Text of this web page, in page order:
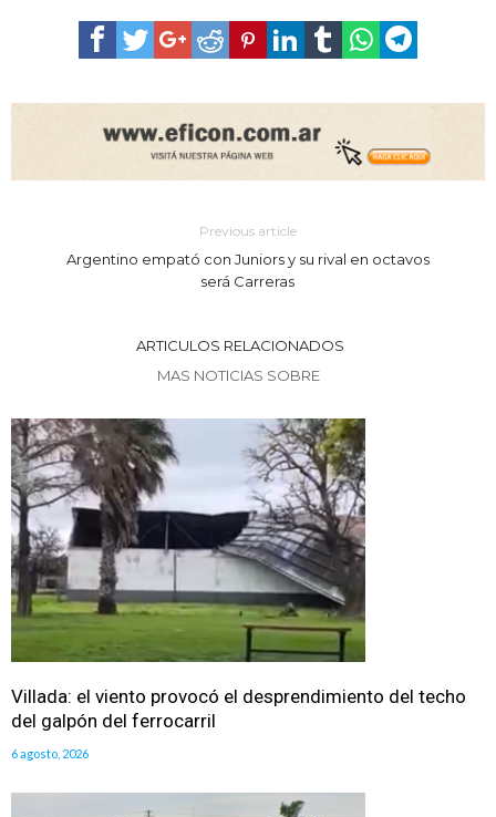
Previous article
Argentino empató con Juniors y su rival en octavos
será Carreras
ARTICULOS RELACIONADOS
MAS NOTICIAS SOBRE
Villada: el viento provocó el desprendimiento del techo
del galpón del ferrocarril
6 agosto, 2026